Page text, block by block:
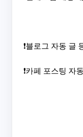
❗블로그 자동 글
❗카페 포스팅 자